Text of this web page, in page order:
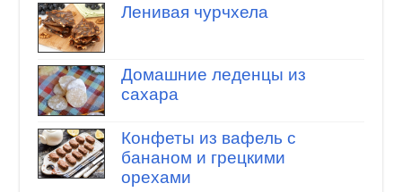
Ленивая чурчхела
Домашние леденцы из
сахара
Конфеты из вафель с
бананом и грецкими
орехами